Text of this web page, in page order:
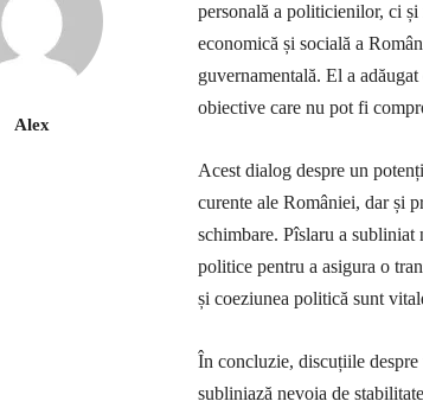
Alex
personală a politicienilor, ci
economică și socială a
guvernamentală. El a
obiective care nu pot fi
Acest dialog despre un
curente ale României, dar și
schimbare. Pîslaru a
politice pentru a asigura o
și coeziunea politică sunt
În concluzie, discuțiile despre
subliniază nevoia de